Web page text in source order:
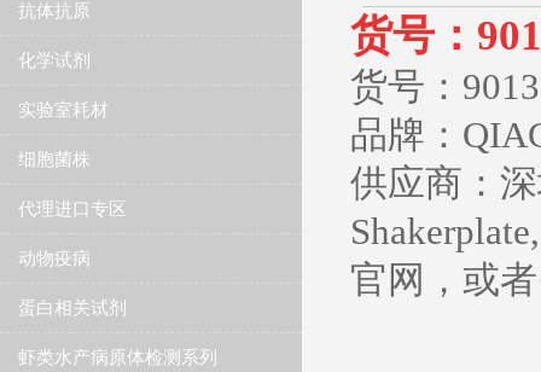
抗体抗原
化学试剂
实验室耗材
细胞菌株
代理进口专区
动物疫病
蛋白相关试剂
虾类水产病原体检测系列
货号：
货号：
品牌：
供应商：
官网，或